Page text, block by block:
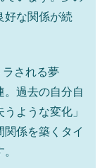
好な関係が続
される夢
。過去の自分自
ような変化」
係を築くタイ